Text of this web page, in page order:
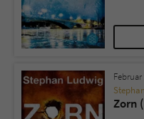
Februar
Zorn